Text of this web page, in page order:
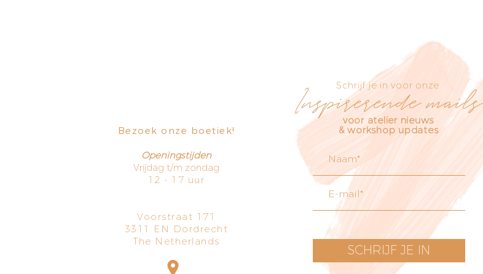
Bezoek onze boetiek​!
Openingstijden
Vrijdag t/m zondag
12 - 17 uur
Voorstraat 171
3311 EN Dordrecht
The Netherlands
Inspirerende mails
Schrijf je in voor onze
voor atelier nieuws
& workshop updates
SCHRIJF JE IN